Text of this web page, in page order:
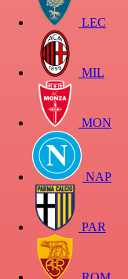
LEC
MIL
MON
NAP
PAR